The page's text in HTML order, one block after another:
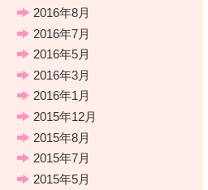
2016年8月
2016年7月
2016年5月
2016年3月
2016年1月
2015年12月
2015年8月
2015年7月
2015年5月